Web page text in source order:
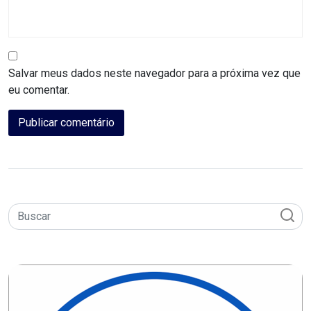
CAPACITAÇÃO
CARNAUBAIS
CARNAVAL
CARNAVAL
DE
CARNAVAL
Salvar meus dados neste navegador para a próxima vez que
eu comentar.